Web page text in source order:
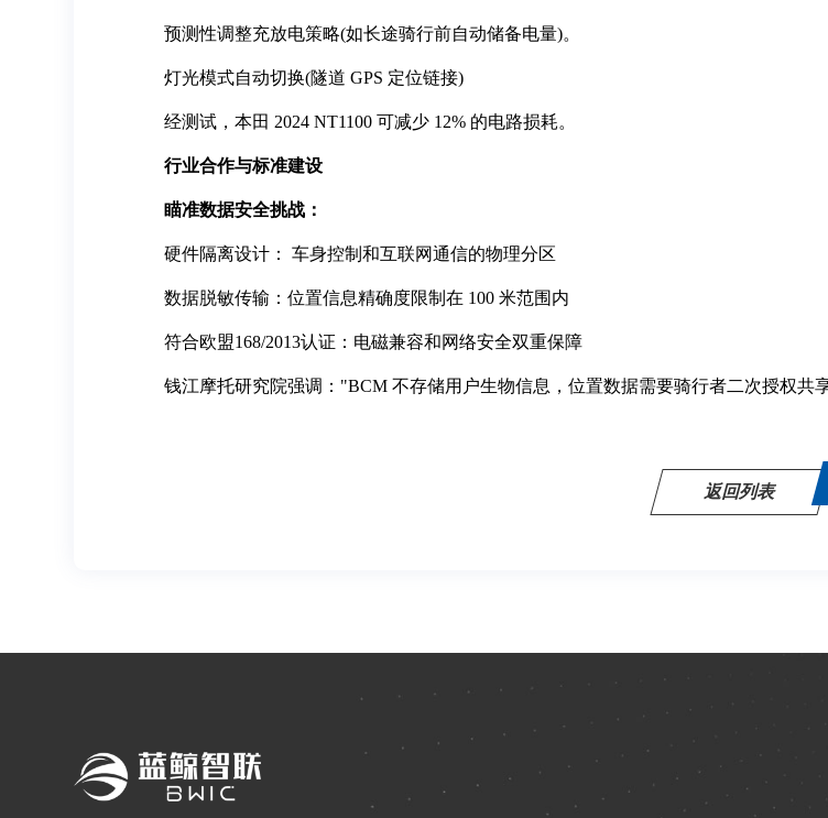
预测性调整充放电策略(如长途骑行前自动储备电量)。
灯光模式自动切换(隧道 GPS 定位链接)
经测试，本田 2024 NT1100 可减少 12% 的电路损耗。
行业合作与标准建设
瞄准数据安全挑战：
硬件隔离设计： 车身控制和互联网通信的物理分区
数据脱敏传输：位置信息精确度限制在 100 米范围内
符合欧盟168/2013认证：电磁兼容和网络安全双重保障
钱江摩托研究院强调："BCM 不存储用户生物信息，位置数据需要骑行者二次授权共享
返回列表